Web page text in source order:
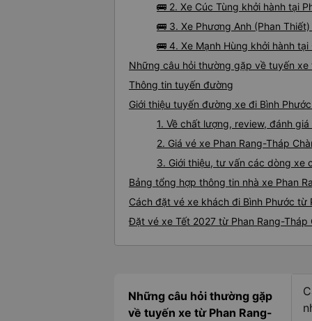
🚌 2. Xe Cúc Tùng khởi hành tại
🚌 3. Xe Phương Anh (Phan
🚌 4. Xe Mạnh Hùng khởi hành tại
Những câu hỏi thường gặp về tuyến xe
Thông tin tuyến đường
Giới thiệu tuyến đường xe đi Bình
1. Về chất lượng, review, đánh
2. Giá vé xe Phan Rang-Tháp
3. Giới thiệu, tư vấn các dòng xe
Bảng tổng hợp thông tin nhà xe Phan
Cách đặt vé xe khách đi Bình Phước từ
Đặt vé xe Tết 2027 từ Phan Rang-Tháp
Những câu hỏi thường gặp
về tuyến xe từ Phan Rang-